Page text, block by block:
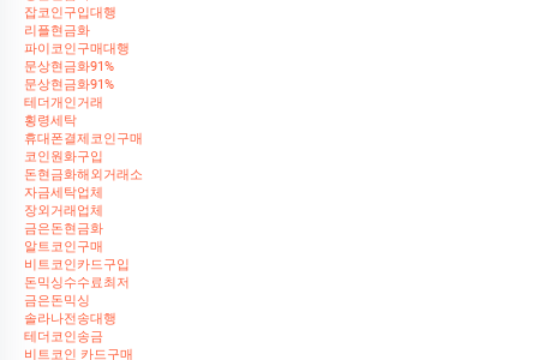
잡코인구입대행
리플현금화
파이코인구매대행
문상현금화91%
문상현금화91%
테더개인거래
횡령세탁
휴대폰결제코인구매
코인원화구입
돈현금화해외거래소
자금세탁업체
장외거래업체
금은돈현금화
알트코인구매
비트코인카드구입
돈믹싱수수료최저
금은돈믹싱
솔라나전송대행
테더코인송금
비트코인 카드구매